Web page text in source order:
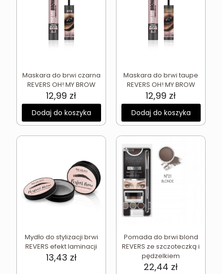
Maskara do brwi czarna
REVERS OH! MY BROW
12,99 zł
Dodaj do koszyka
Maskara do brwi taupe
REVERS OH! MY BROW
12,99 zł
Dodaj do koszyka
Mydło do stylizacji brwi
REVERS efekt laminacji
13,43 zł
Pomada do brwi blond
REVERS ze szczoteczką i
pędzelkiem
22,44 zł